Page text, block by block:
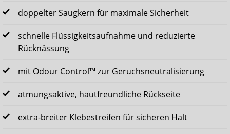
doppelter Saugkern für maximale Sicherheit
schnelle Flüssigkeitsaufnahme und reduzierte
Rücknässung
mit Odour Control™ zur Geruchsneutralisierung
atmungsaktive, hautfreundliche Rückseite
extra-breiter Klebestreifen für sicheren Halt